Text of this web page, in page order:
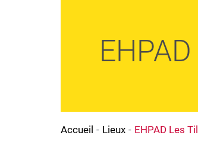
Accueil Lieux EHPAD Les